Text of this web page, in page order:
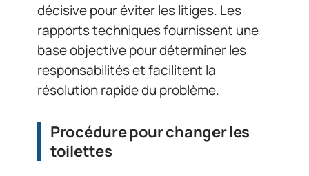
décisive pour éviter les litiges. Les
rapports techniques fournissent une
base objective pour déterminer les
responsabilités et facilitent la
résolution rapide du problème.
Procédure pour changer les
toilettes